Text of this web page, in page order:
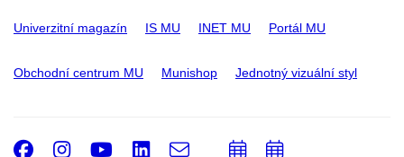
Univerzitní magazín IS MU INET MU Portál MU
Obchodní centrum MU Munishop Jednotný vizuální styl
Facebook
Instagram
Youtube
LinkedIn
e-
PřidatPřidat